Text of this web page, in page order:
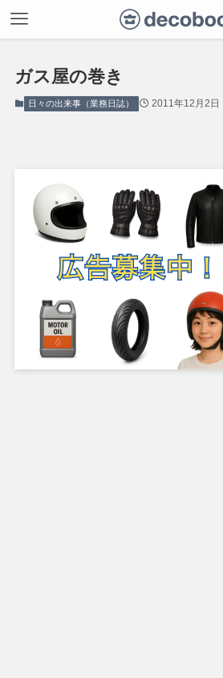
ガス屋の巻き
日々の出来事（業務日誌） 2011年12月2日